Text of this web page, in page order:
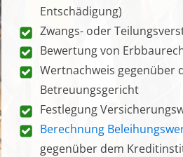
Entschädigung)
Zwangs- oder
Bewertung von
Wertnachweis gegenüber
Betreuungsgericht
Festlegung
Berechnung
gegenüber dem